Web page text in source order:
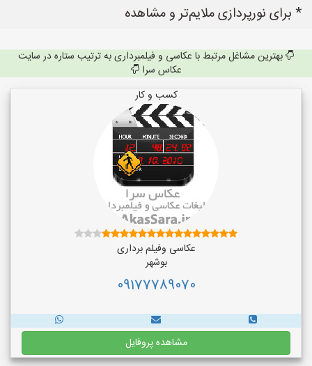
* برای نورپردازی ملایم‌تر و مشاهده
بهترین مشاغل مرتبط با عکاسی و فیلمبرداری به ترتیب ستاره در سایت
عکاس سرا
کسب و کار
عکاسی وفیلم برداری
بوشهر
09177789070
مشاهده پروفایل